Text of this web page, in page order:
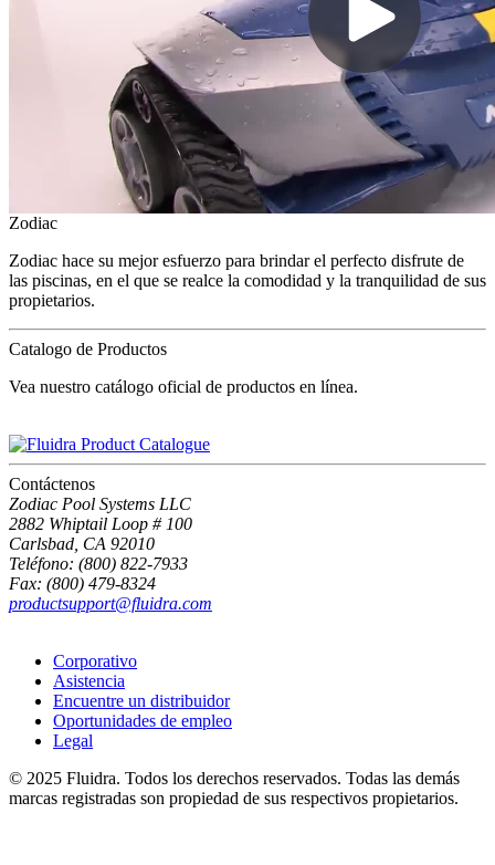
Zodiac
Zodiac hace su mejor esfuerzo para brindar el perfecto disfrute de
las piscinas, en el que se realce la comodidad y la tranquilidad de sus
propietarios.
Catalogo de Productos
Vea nuestro catálogo oficial de productos en línea.
Contáctenos
Zodiac Pool Systems LLC
2882 Whiptail Loop # 100
Carlsbad, CA 92010
Teléfono: (800) 822-7933
Fax: (800) 479-8324
productsupport@fluidra.com
Corporativo
Asistencia
Encuentre un distribuidor
Oportunidades de empleo
Legal
© 2025 Fluidra. Todos los derechos reservados. Todas las demás
marcas registradas son propiedad de sus respectivos propietarios.